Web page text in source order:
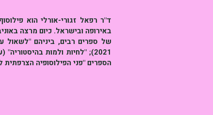
ד"ר רפאל זגורי-אורלי הוא
הספרים "פני הפילוסופיה הצרפתית לאן?" (הוצאת ורן, בצרפתית,